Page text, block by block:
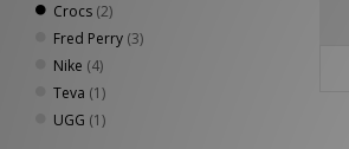
Crocs (2)
Fred Perry (3)
Nike (4)
Teva (1)
UGG (1)